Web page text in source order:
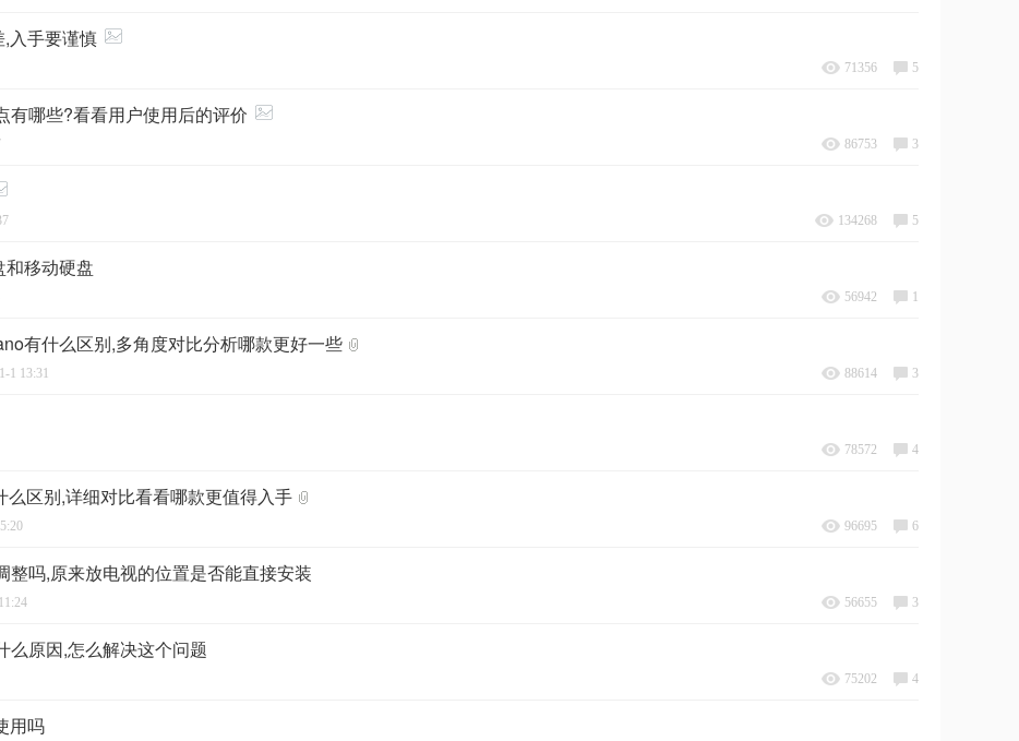
入手要谨慎
71356 5
有哪些?看看用户使用后的评价
86753 3
134268 5
和移动硬盘
56942 1
有什么区别,多角度对比分析哪款更好一些
1 13:31 88614 3
78572 4
么区别,详细对比看看哪款更值得入手
96695 6
整吗,原来放电视的位置是否能直接安装
56655 3
么原因,怎么解决这个问题
75202 4
用吗